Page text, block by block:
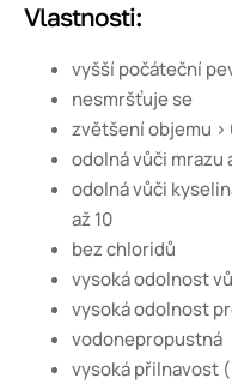
Vlastnosti:
vyšší počáteční
nesmršťuje se
zvětšení objemu >
odolná vůči mrazu
odolná vůči
až 10
bez chloridů
vysoká odolnost
vysoká odolnost
vodonepropustná
vysoká přilnavost